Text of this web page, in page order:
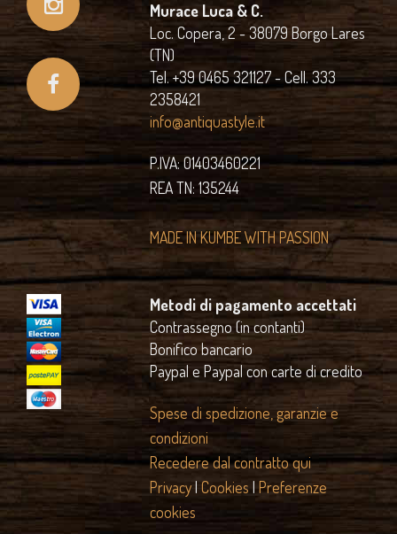
Murace Luca & C.
Loc. Copera, 2 - 38079 Borgo Lares
(TN)
Tel. +39 0465 321127 - Cell. 333
2358421
info@antiquastyle.it
P.IVA: 01403460221
REA TN: 135244
MADE IN KUMBE WITH PASSION
Metodi di pagamento accettati
Contrassegno (in contanti)
Bonifico bancario
Paypal e Paypal con carte di credito
Spese di spedizione, garanzie e
condizioni
Recedere dal contratto qui
Privacy|Cookies |Preferenze
cookies